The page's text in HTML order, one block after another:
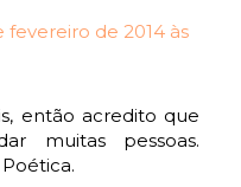
fevereiro de 2014 às
então acredito que
muitas pessoas.